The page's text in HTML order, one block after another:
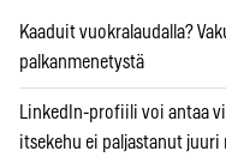
Kaaduit vuokralaudalla?
palkanmenetystä
LinkedIn-profiili voi antaa
itsekehu ei paljastanut juuri